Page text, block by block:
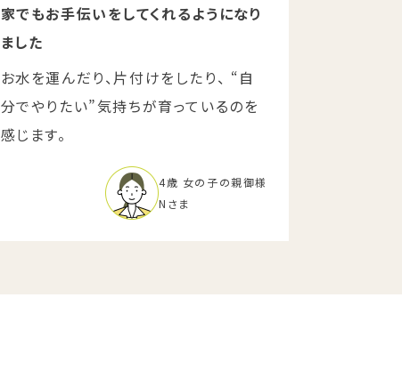
家でもお手伝いをしてくれるようになり
ました
お水を運んだり、片付けをしたり、 “自
分でやりたい”気持ちが育っているのを
感じます。
4歳 女の子の親御様
Nさま